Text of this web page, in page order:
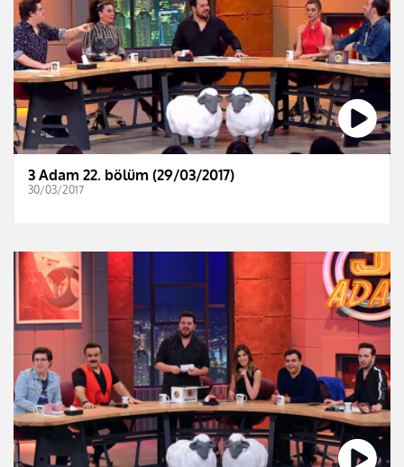
3 Adam 22. bölüm (29/03/2017)
30/03/2017